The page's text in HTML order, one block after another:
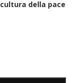
cultura della pace